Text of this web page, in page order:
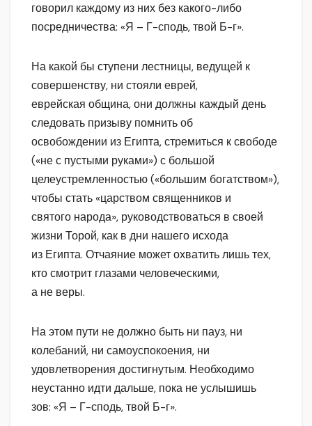
говорил каждому из них без какого-либо
посредничества: «Я – Г-сподь, твой Б-г».
На какой бы ступени лестницы, ведущей к
совершенству, ни стояли еврей,
еврейская община, они должны каждый день
следовать призыву помнить об
освобождении из Египта, стремиться к свободе
(«не с пустыми руками») с большой
целеустремленностью («большим богатством»),
чтобы стать «царством священников и
святого народа», руководствоваться в своей
жизни Торой, как в дни нашего исхода
из Египта. Отчаяние может охватить лишь тех,
кто смотрит глазами человеческими,
а не веры.
На этом пути не должно быть ни пауз, ни
колебаний, ни самоуспокоения, ни
удовлетворения достигнутым. Необходимо
неустанно идти дальше, пока не услышишь
зов: «Я – Г-сподь, твой Б-г».